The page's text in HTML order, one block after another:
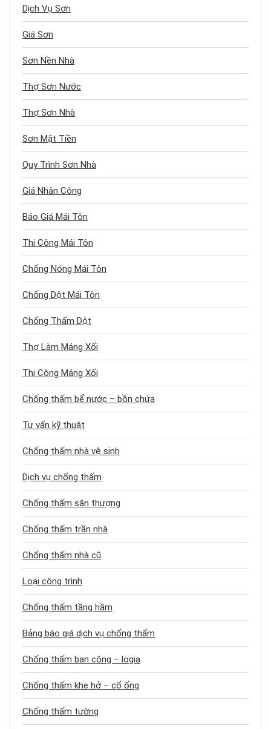
Dịch Vụ Sơn
Giá Sơn
Sơn Nền Nhà
Thợ Sơn Nước
Thợ Sơn Nhà
Sơn Mặt Tiền
Quy Trình Sơn Nhà
Giá Nhân Công
Báo Giá Mái Tôn
Thi Công Mái Tôn
Chống Nóng Mái Tôn
Chống Dột Mái Tôn
Chống Thấm Dột
Thợ Làm Máng Xối
Thi Công Máng Xối
Chống thấm bể nước – bồn chứa
Tư vấn kỹ thuật
Chống thấm nhà vệ sinh
Dịch vụ chống thấm
Chống thấm sân thượng
Chống thấm trần nhà
Chống thấm nhà cũ
Loại công trình
Chống thấm tầng hầm
Bảng báo giá dịch vụ chống thấm
Chống thấm ban công – logia
Chống thấm khe hở – cổ ống
Chống thấm tường